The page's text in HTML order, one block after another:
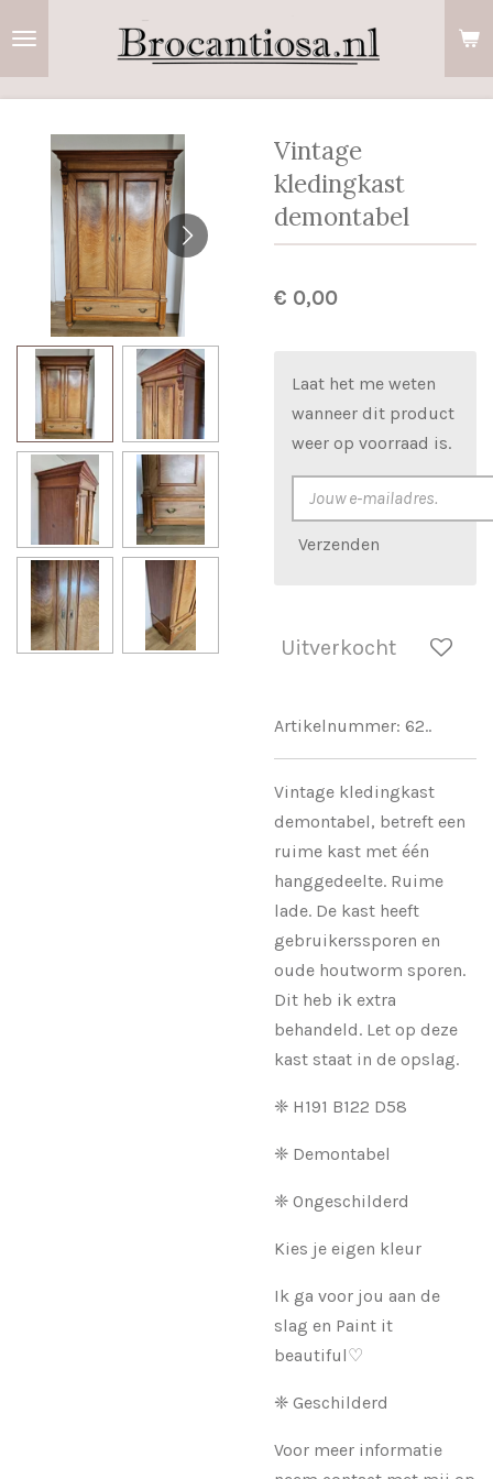
Vintage
kledingkast
demontabel
€ 0,00
Laat het me weten
wanneer dit product
weer op voorraad is.
Verzenden
Uitverkocht
Artikelnummer: 62..
Vintage kledingkast
demontabel, betreft een
ruime kast met één
hanggedeelte. Ruime
lade. De kast heeft
gebruikerssporen en
oude houtworm sporen.
Dit heb ik extra
behandeld. Let op deze
kast staat in de opslag.
❈ H191 B122 D58
❈ Demontabel
❈ Ongeschilderd
Kies je eigen kleur
Ik ga voor jou aan de
slag en Paint it
beautiful♡
❈ Geschilderd
Voor meer informatie